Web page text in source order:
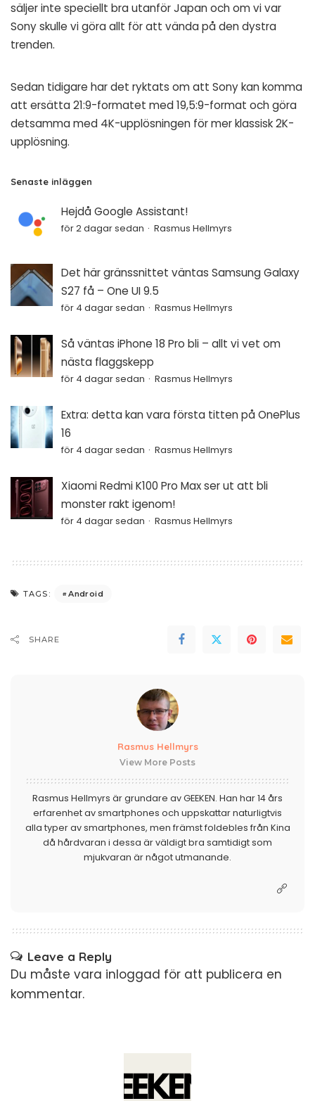
säljer inte speciellt bra utanför Japan och om vi var
Sony skulle vi göra allt för att vända på den dystra
trenden.
Sedan tidigare har det ryktats om att Sony kan komma
att ersätta 21:9-formatet med 19,5:9-format och göra
detsamma med 4K-upplösningen för mer klassisk 2K-
upplösning.
Senaste inläggen
Hejdå Google Assistant!
för 2 dagar sedan Rasmus Hellmyrs
Det här gränssnittet väntas Samsung Galaxy
S27 få – One UI 9.5
för 4 dagar sedan Rasmus Hellmyrs
Så väntas iPhone 18 Pro bli – allt vi vet om
nästa flaggskepp
för 4 dagar sedan Rasmus Hellmyrs
Extra: detta kan vara första titten på OnePlus
16
för 4 dagar sedan Rasmus Hellmyrs
Xiaomi Redmi K100 Pro Max ser ut att bli
monster rakt igenom!
för 4 dagar sedan Rasmus Hellmyrs
TAGS: Android
SHARE
Rasmus Hellmyrs
View More Posts
Rasmus Hellmyrs är grundare av GEEKEN. Han har 14 års
erfarenhet av smartphones och uppskattar naturligtvis
alla typer av smartphones, men främst foldebles från Kina
då hårdvaran i dessa är väldigt bra samtidigt som
mjukvaran är något utmanande.
Leave a Reply
Du måste vara inloggad för att publicera en
kommentar.